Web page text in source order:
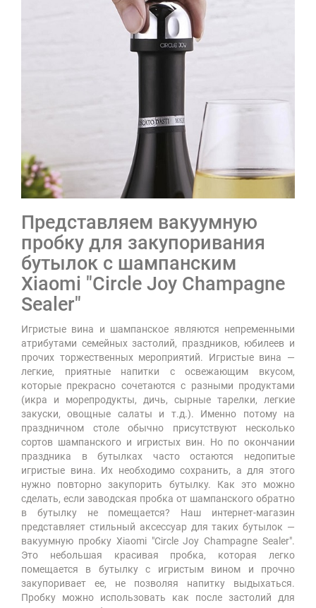
Представляем вакуумную
пробку для закупоривания
бутылок с шампанским
Xiaomi "Circle Joy Champagne
Sealer"
Игристые вина и шампанское являются непременными
атрибутами семейных застолий, праздников, юбилеев и
прочих торжественных мероприятий. Игристые вина —
легкие, приятные напитки с освежающим вкусом,
которые прекрасно сочетаются с разными продуктами
(икра и морепродукты, дичь, сырные тарелки, легкие
закуски, овощные салаты и т.д.). Именно потому на
праздничном столе обычно присутствуют несколько
сортов шампанского и игристых вин. Но по окончании
праздника в бутылках часто остаются недопитые
игристые вина. Их необходимо сохранить, а для этого
нужно повторно закупорить бутылку. Как это можно
сделать, если заводская пробка от шампанского обратно
в бутылку не помещается? Наш интернет-магазин
представляет стильный аксессуар для таких бутылок —
вакуумную пробку Xiaomi "Circle Joy Champagne Sealer".
Это небольшая красивая пробка, которая легко
помещается в бутылку с игристым вином и прочно
закупоривает ее, не позволяя напитку выдыхаться.
Пробку можно использовать как после застолий для